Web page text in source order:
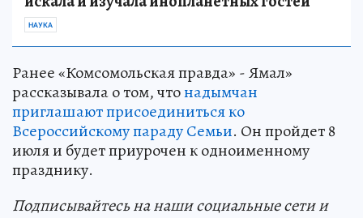
НАУКА
Ранее «Комсомольская правда» - Ямал»
рассказывала о том, чтонадымчан
приглашают присоединиться ко
Всероссийскому параду Семьи. Он пройдет 8
июля и будет приурочен к одноименному
празднику.
Подписывайтесь на наши социальные сети и